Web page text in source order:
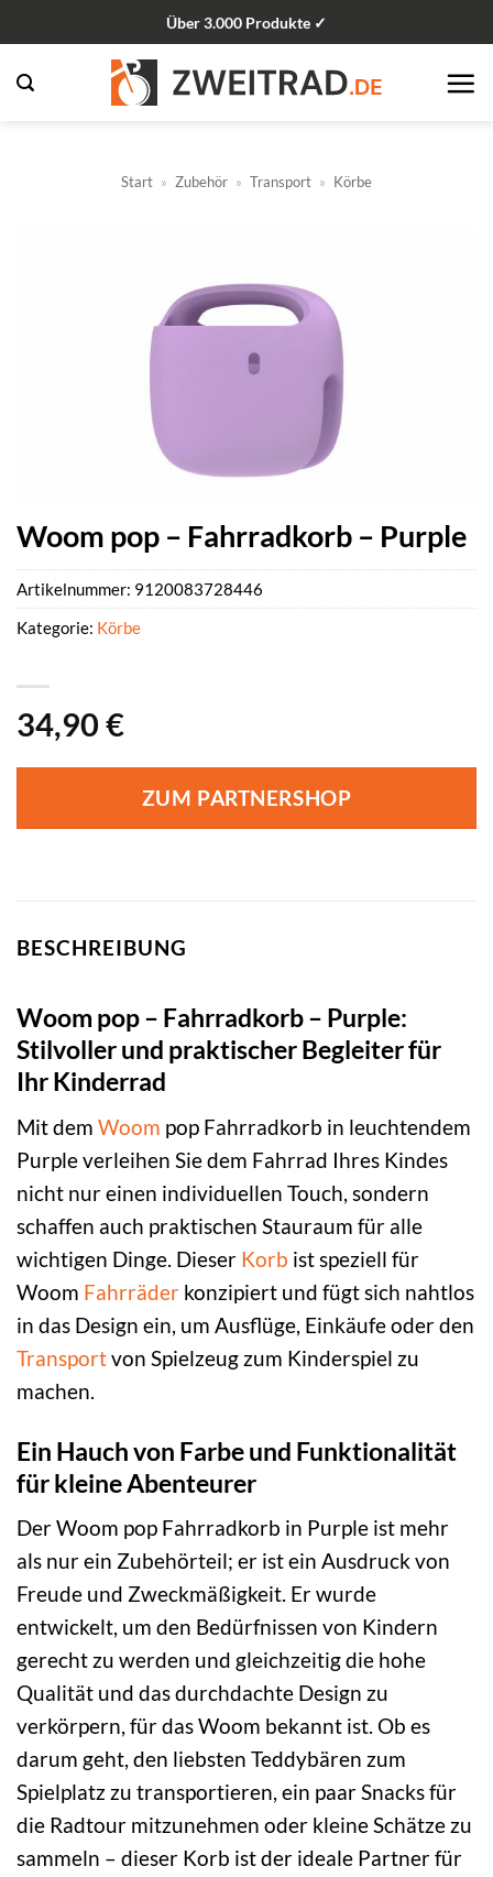
Inhalt
springen
Über 3.000 Produkte ✓
Start » Zubehör » Transport » Körbe
Woom pop – Fahrradkorb – Purple
34,90 €
ZUM PARTNERSHOP
Artikelnummer: 9120083728446
Kategorie: Körbe
BESCHREIBUNG
Woom pop – Fahrradkorb – Purple:
Stilvoller und praktischer Begleiter für
Ihr Kinderrad
Mit dem Woom pop Fahrradkorb in leuchtendem
Purple verleihen Sie dem Fahrrad Ihres Kindes
nicht nur einen individuellen Touch, sondern
schaffen auch praktischen Stauraum für alle
wichtigen Dinge. Dieser Korb ist speziell für
Woom Fahrräder konzipiert und fügt sich nahtlos
in das Design ein, um Ausflüge, Einkäufe oder den
Transportvon Spielzeug zum Kinderspiel zu
machen.
Ein Hauch von Farbe und Funktionalität
für kleine Abenteurer
Der Woom pop Fahrradkorb in Purple ist mehr
als nur ein Zubehörteil; er ist ein Ausdruck von
Freude und Zweckmäßigkeit. Er wurde
entwickelt, um den Bedürfnissen von Kindern
gerecht zu werden und gleichzeitig die hohe
Qualität und das durchdachte Design zu
verkörpern, für das Woom bekannt ist. Ob es
darum geht, den liebsten Teddybären zum
Spielplatz zu transportieren, ein paar Snacks für
die Radtour mitzunehmen oder kleine Schätze zu
sammeln – dieser Korb ist der ideale Partner für